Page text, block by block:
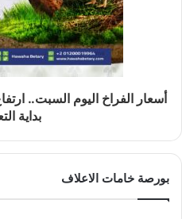
أسعار الفراخ اليوم السبت..
بداية
بورصة خامات الاعلاف